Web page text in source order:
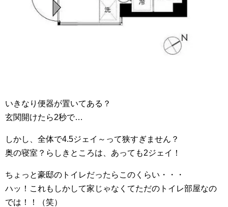
いきなり便器が置いてある？
玄関開けたら2秒で…
しかし、全体で4.5ジェイ～って狭すぎません？
奥の寝室？らしきところは、あっても2ジェイ！
ちょっと豪邸のトイレだったらこのくらい・・・
ハッ！これもしかして家じゃなくてただのトイレ部屋なの
では！！（笑）